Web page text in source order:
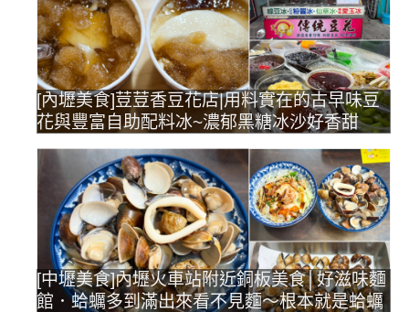
[內壢美食]荳荳香豆花店|用料實在的古早味豆
花與豐富自助配料冰~濃郁黑糖冰沙好香甜
[中壢美食]內壢火車站附近銅板美食│好滋味麵
館．蛤蠣多到滿出來看不見麵～根本就是蛤蠣